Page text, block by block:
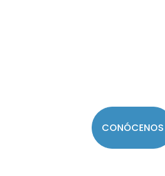
CONÓCENOS